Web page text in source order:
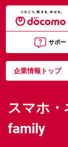
サポー
企業情報トップ
スマホ・
family